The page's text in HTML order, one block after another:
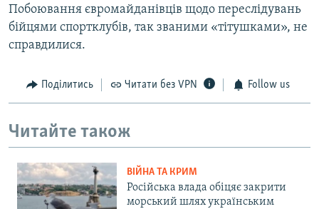
Побоювання євромайданівців щодо переслідувань
бійцями спортклубів, так званими «тітушками», не
справдилися.
Поділитись Читати без VPN Follow us
Читайте також
ВІЙНА ТА КРИМ
Російська влада обіцяє закрити
морський шлях українським